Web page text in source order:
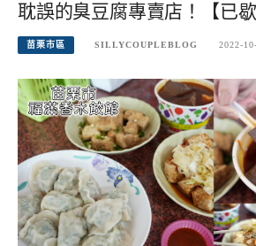
耽誤的臭豆腐專賣店！【已歇
苗栗市區 SILLYCOUPLEBLOG 2022-